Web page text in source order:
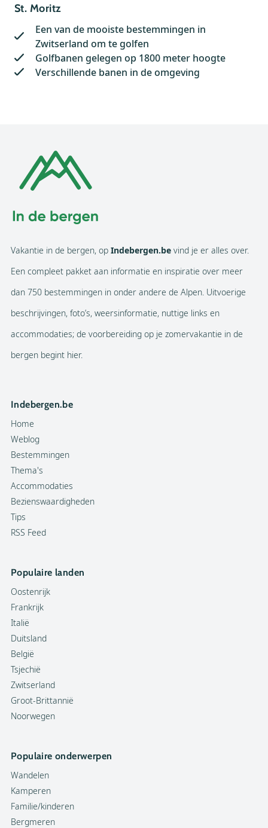
St. Moritz
Een van de mooiste bestemmingen in
Zwitserland om te golfen
Golfbanen gelegen op 1800 meter hoogte
Verschillende banen in de omgeving
Vakantie in de bergen, op Indebergen.be vind je er alles over.
Een compleet pakket aan informatie en inspiratie over meer
dan 750 bestemmingen in onder andere de Alpen. Uitvoerige
beschrijvingen, foto’s, weersinformatie, nuttige links en
accommodaties; de voorbereiding op je zomervakantie in de
bergen begint hier.
Indebergen.be
Home
Weblog
Bestemmingen
Thema's
Accommodaties
Bezienswaardigheden
Tips
RSS Feed
Populaire landen
Oostenrijk
Frankrijk
Italië
Duitsland
België
Tsjechië
Zwitserland
Groot-Brittannië
Noorwegen
Populaire onderwerpen
Wandelen
Kamperen
Familie/kinderen
Bergmeren